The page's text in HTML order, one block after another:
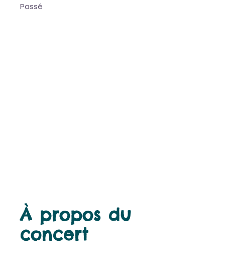
Passé
À propos du
concert